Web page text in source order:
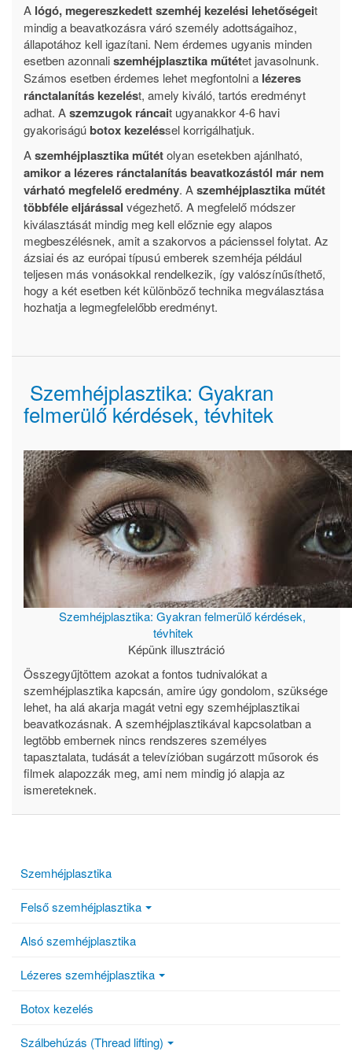
A lógó, megereszkedett szemhéj kezelési lehetőségeit
mindig a beavatkozásra váró személy adottságaihoz,
állapotához kell igazítani. Nem érdemes ugyanis minden
esetben azonnaliszemhéjplasztika műtétet javasolnunk.
Számos esetben érdemes lehet megfontolni a lézeres
ránctalanítás kezelést, amely kiváló, tartós eredményt
adhat. Aszemzugok ráncait ugyanakkor 4-6 havi
gyakoriságú botox kezeléssel korrigálhatjuk.
Aszemhéjplasztika műtétolyan esetekben ajánlható,
amikor a lézeres ránctalanítás beavatkozástól már nem
várható megfelelő eredmény. Aszemhéjplasztika műtét
többféle eljárással végezhető. A megfelelő módszer
kiválasztását mindig meg kell előznie egy alapos
megbeszélésnek, amit a szakorvos a pácienssel folytat. Az
ázsiai és az európai típusú emberek szemhéja például
teljesen más vonásokkal rendelkezik, így valószínűsíthető,
hogy a két esetben két különböző technika megválasztása
hozhatja a legmegfelelőbb eredményt.
Szemhéjplasztika: Gyakran
felmerülő kérdések, tévhitek
Szemhéjplasztika: Gyakran felmerülő kérdések,
tévhitek
Képünk illusztráció
Összegyűjtöttem azokat a fontos tudnivalókat a
szemhéjplasztika kapcsán, amire úgy gondolom, szüksége
lehet, ha alá akarja magát vetni egy szemhéjplasztikai
beavatkozásnak. A szemhéjplasztikával kapcsolatban a
legtöbb embernek nincs rendszeres személyes
tapasztalata, tudását a televízióban sugárzott műsorok és
filmek alapozzák meg, ami nem mindig jó alapja az
ismereteknek.
Szemhéjplasztika
Felső szemhéjplasztika
Alsó szemhéjplasztika
Lézeres szemhéjplasztika
Botox kezelés
Szálbehúzás (Thread lifting)